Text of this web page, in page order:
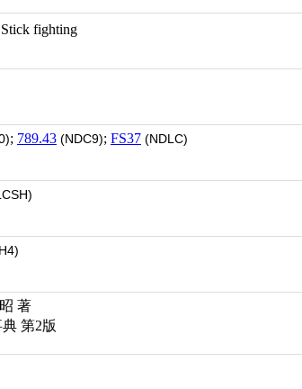
; Stick fighting
; 789.43 (NDC9); FS37 (NDLC)
著
第2版